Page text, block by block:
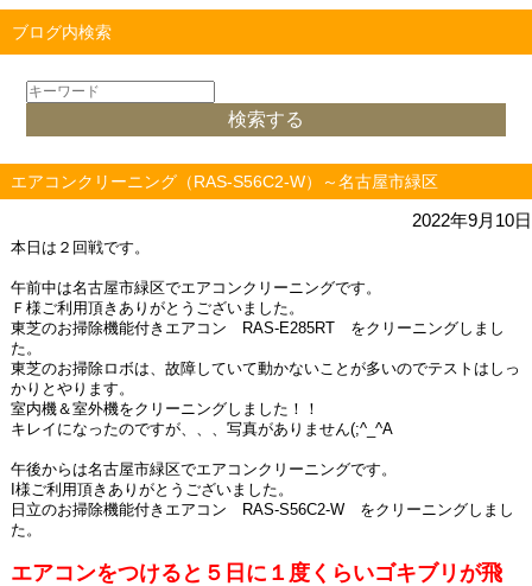
ブログ内検索
エアコンクリーニング（RAS-S56C2-W）～名古屋市緑区
2022年9月10日
本日は２回戦です。
午前中は名古屋市緑区でエアコンクリーニングです。
Ｆ様ご利用頂きありがとうございました。
東芝のお掃除機能付きエアコン RAS-E285RT をクリーニングしまし
た。
東芝のお掃除ロボは、故障していて動かないことが多いのでテストはしっ
かりとやります。
室内機＆室外機をクリーニングしました！！
キレイになったのですが、、、写真がありません(;^_^A
午後からは名古屋市緑区でエアコンクリーニングです。
I様ご利用頂きありがとうございました。
日立のお掃除機能付きエアコン RAS-S56C2-W をクリーニングしまし
た。
エアコンをつけると５日に１度くらいゴキブリが飛